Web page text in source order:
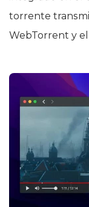
torrente
WebTorrent y